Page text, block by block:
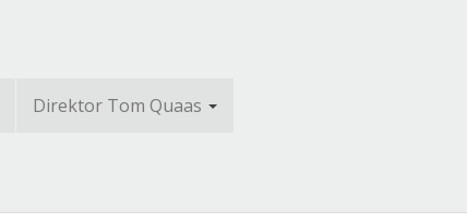
Direktor Tom Quaas